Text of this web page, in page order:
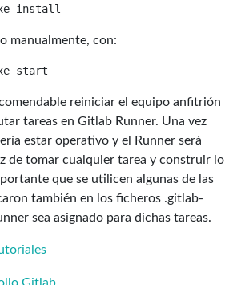
manualmente, con:
reiniciar el equipo anfitrión
tareas en Gitlab Runner. Una vez
estar operativo y el Runner será
de tomar cualquier tarea y construir lo
que se utilicen algunas de las
también en los ficheros .gitlab-
sea asignado para dichas tareas.